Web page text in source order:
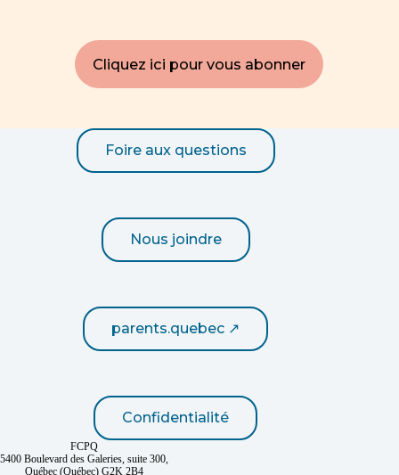
Cliquez ici pour vous abonner
Foire aux questions
Nous joindre
parents.quebec ↗
Confidentialité
FCPQ
5400 Boulevard des Galeries, suite 300,
Québec (Québec) G2K 2B4